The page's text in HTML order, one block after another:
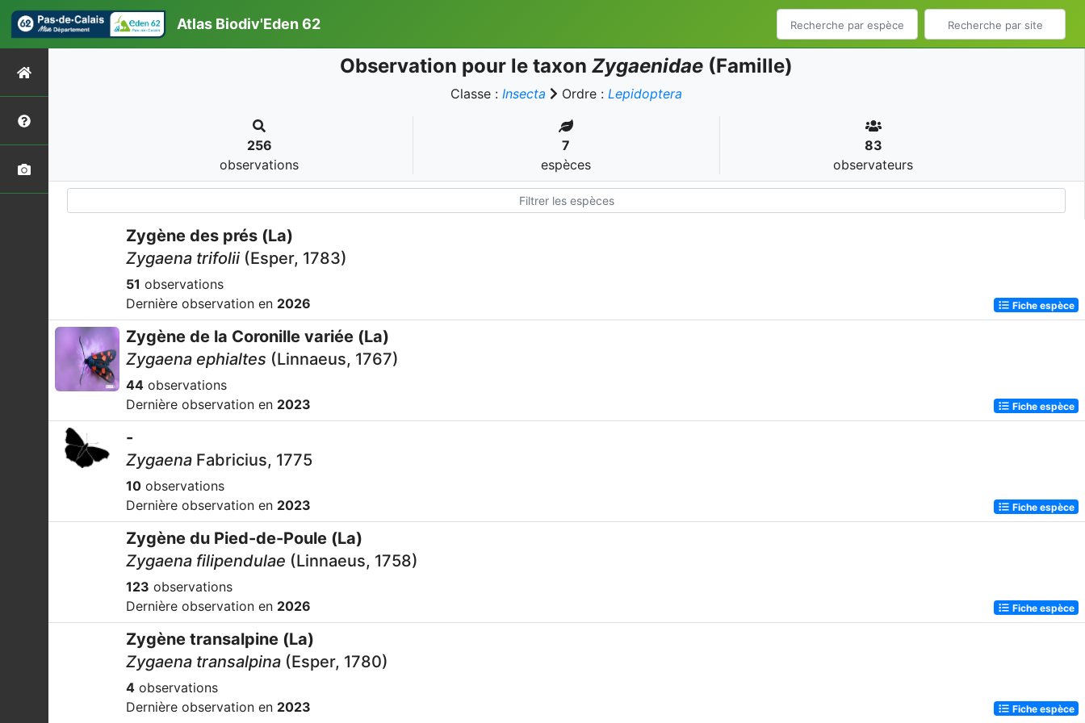
Atlas Biodiv'Eden 62
Observation pour le taxon Zygaenidae (Famille)
Classe : Insecta Ordre : Lepidoptera
256
observations
7
espèces
83
observateurs
Zygène des prés (La)
Zygaena trifolii (Esper, 1783)
51 observations
Dernière observation en 2026 Fiche espèce
Zygène de la Coronille variée (La)
Zygaena ephialtes (Linnaeus, 1767)
44 observations
Dernière observation en 2023 Fiche espèce
-
Zygaena Fabricius, 1775
10 observations
Dernière observation en 2023 Fiche espèce
Zygène du Pied-de-Poule (La)
Zygaena filipendulae (Linnaeus, 1758)
123 observations
Dernière observation en 2026 Fiche espèce
Zygène transalpine (La)
Zygaena transalpina (Esper, 1780)
4 observations
Dernière observation en 2023 Fiche espèce